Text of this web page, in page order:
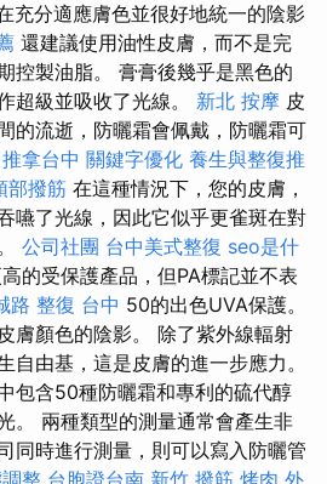
充分適應膚色並很好地統一的陰影
還建議使用油性皮膚，而不是完
控製油脂。 膏膏後幾乎是黑色的
超級並吸收了光線。 新北 按摩 皮
的流逝，防曬霜會佩戴，防曬霜可
推拿台中 關鍵字優化 養生與整復推
部撥筋 在這種情況下，您的皮膚，
嚥了光線，因此它似乎更雀斑在對
公司社團 台中美式整復 seo是什
的受保護產品，但PA標記並不表
路 整復 台中 50的出色UVA保護。
膚顏色的陰影。 除了紫外線輻射
自由基，這是皮膚的進一步應力。
包含50種防曬霜和專利的硫代醇
。 兩種類型的測量通常會產生非
同時進行測量，則可以寫入防曬管
整 台胞證台南 新竹 撥筋 烤肉 外